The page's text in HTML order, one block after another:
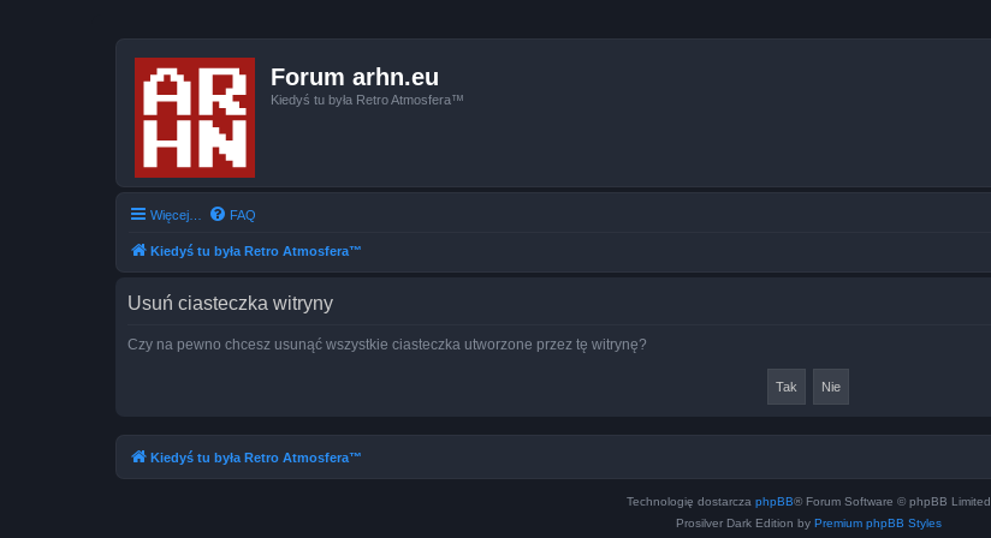
Forum arhn.eu
Kiedyś tu była Retro Atmosfera™
Więcej… FAQ
Kiedyś tu była Retro Atmosfera™
Usuń ciasteczka witryny
Czy na pewno chcesz usunąć wszystkie ciasteczka utworzone przez tę witrynę?
Kiedyś tu była Retro Atmosfera™
Technologię dostarcza phpBB® Forum Software © phpBB Limited
Prosilver Dark Edition by Premium phpBB Styles